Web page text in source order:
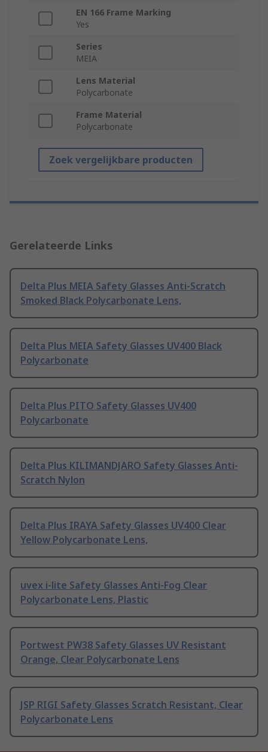
EN 166 Frame Marking
Yes
Series
MEIA
Lens Material
Polycarbonate
Frame Material
Polycarbonate
Zoek vergelijkbare producten
Gerelateerde Links
Delta Plus MEIA Safety Glasses Anti-Scratch
Smoked Black Polycarbonate Lens,
Delta Plus MEIA Safety Glasses UV400 Black
Polycarbonate
Delta Plus PITO Safety Glasses UV400
Polycarbonate
Delta Plus KILIMANDJARO Safety Glasses Anti-
Scratch Nylon
Delta Plus IRAYA Safety Glasses UV400 Clear
Yellow Polycarbonate Lens,
uvex i-lite Safety Glasses Anti-Fog Clear
Polycarbonate Lens, Plastic
Portwest PW38 Safety Glasses UV Resistant
Orange, Clear Polycarbonate Lens
JSP RIGI Safety Glasses Scratch Resistant, Clear
Polycarbonate Lens